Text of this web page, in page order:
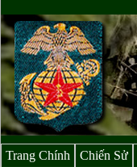
Trang Chính Chiến Sử